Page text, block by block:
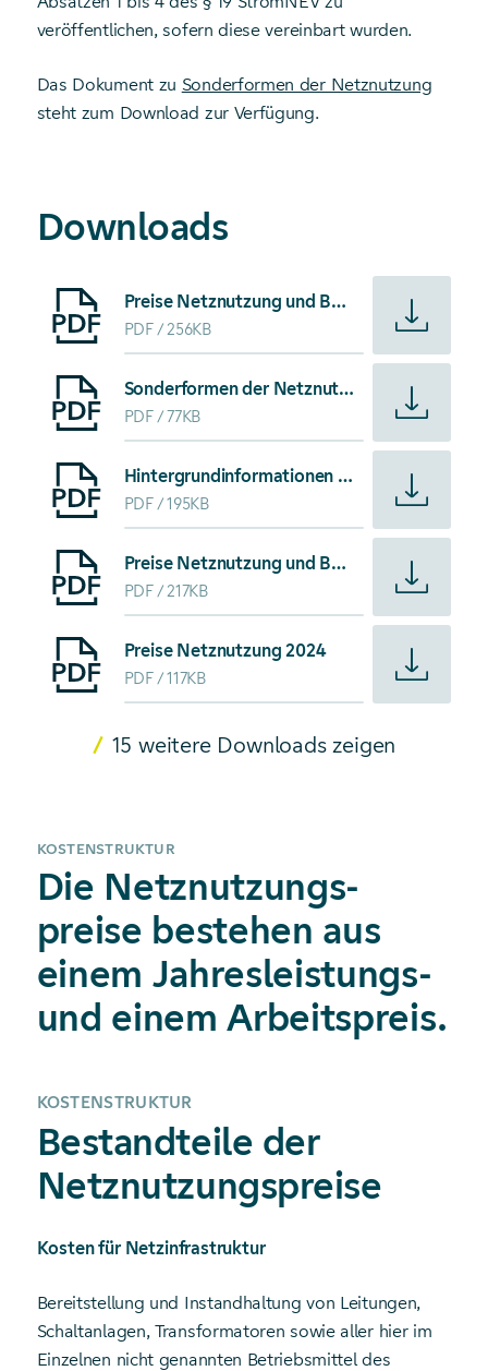
veröffentlichen, sofern diese vereinbart wurden.
Das Dokument zu Sonderformen der Netznutzung
steht zum Download zur Verfügung.
Downloads
Starte Download von: Preise Netznutzung und
Preise Netznutzung und Baukostenzuschuss 2026
PDF 256KB
Starte Download von: Sonderformen der Netznutzung
Sonderformen der Netznutzung nach § 19 StromNEV
PDF 77KB
Starte Download von: Hintergrundinformationen Preise
Hintergrundinformationen Preise der Netznutzung 2026
PDF 195KB
Starte Download von: Preise Netznutzung und
Preise Netznutzung und Baukostenzuschuss 2025
PDF 217KB
Starte Download von: Preise Netznutzung 2024
Preise Netznutzung 2024
PDF 117KB
15 weitere Downloads zeigen
KOSTENSTRUKTUR
Die Netznutzungs­
preise bestehen aus
einem Jahresleistungs-
und einem Arbeitspreis.
KOSTENSTRUKTUR
Bestandteile der
Netznutzungspreise
Kosten für Netzinfrastruktur
Bereitstellung und Instandhaltung von Leitungen,
Schaltanlagen, Transformatoren sowie aller hier im
Einzelnen nicht genannten Betriebsmittel des